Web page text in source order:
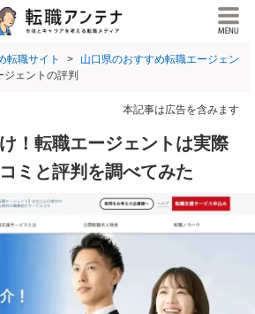
転職サイト
山口県のおすすめ転職エージェン
ジェントの評判
本記事は広告を含みます
！転職エージェントは実際
ミと評判を調べてみた